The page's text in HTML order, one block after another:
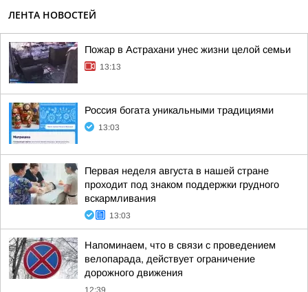
ЛЕНТА НОВОСТЕЙ
Пожар в Астрахани унес жизни целой семьи
13:13
Россия богата уникальными традициями
13:03
Первая неделя августа в нашей стране
проходит под знаком поддержки грудного
вскармливания
13:03
Напоминаем, что в связи с проведением
велопарада, действует ограничение
дорожного движения
12:39